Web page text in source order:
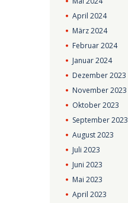
April2024
März2024
Februar2024
Januar2024
Dezember2023
November2023
Oktober2023
September2023
August2023
Juli2023
Juni2023
Mai2023
April2023